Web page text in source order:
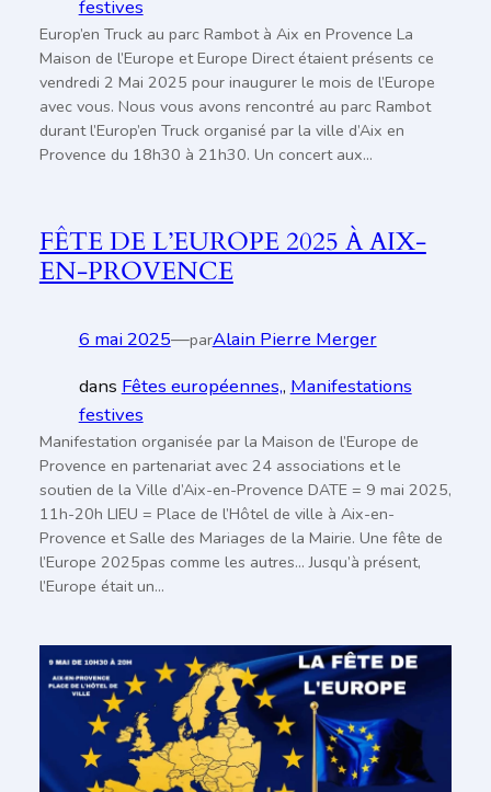
festives
Europ’en Truck au parc Rambot à Aix en Provence La
Maison de l’Europe et Europe Direct étaient présents ce
vendredi 2 Mai 2025 pour inaugurer le mois de l’Europe
avec vous. Nous vous avons rencontré au parc Rambot
durant l’Europ’en Truck organisé par la ville d’Aix en
Provence du 18h30 à 21h30. Un concert aux…
FÊTE DE L’EUROPE 2025 À AIX-
EN-PROVENCE
6 mai 2025—parAlain Pierre Merger
dans Fêtes européennes,, Manifestations
festives
Manifestation organisée par la Maison de l’Europe de
Provence en partenariat avec 24 associations et le
soutien de la Ville d’Aix-en-Provence DATE = 9 mai 2025,
11h-20h LIEU = Place de l’Hôtel de ville à Aix-en-
Provence et Salle des Mariages de la Mairie. Une fête de
l’Europe 2025pas comme les autres… Jusqu’à présent,
l’Europe était un…